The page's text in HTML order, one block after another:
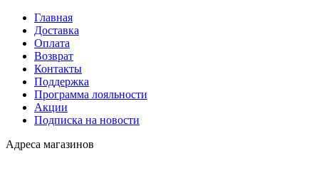
Главная
Доставка
Оплата
Возврат
Контакты
Поддержка
Программа лояльности
Акции
Подписка на новости
Адреса магазинов